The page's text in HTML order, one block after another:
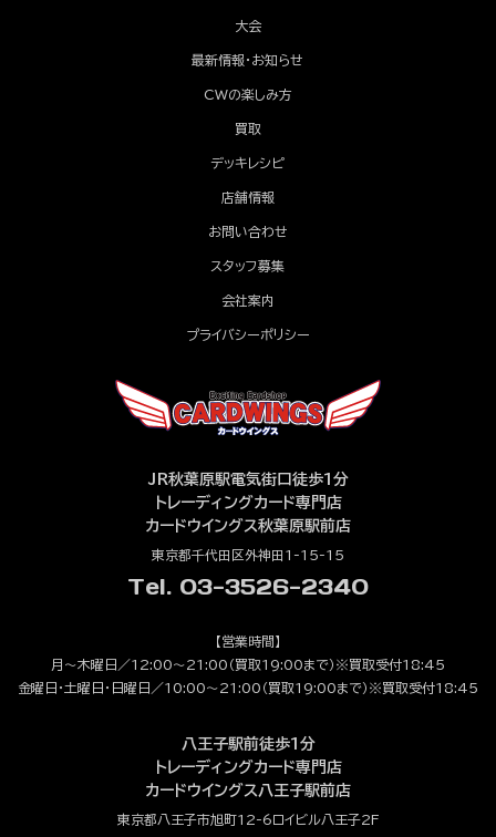
大会
最新情報・お知らせ
CWの楽しみ方
買取
デッキレシピ
店舗情報
お問い合わせ
スタッフ募集
会社案内
プライバシーポリシー
JR秋葉原駅電気街口徒歩1分
トレーディングカード専門店
カードウイングス秋葉原駅前店
東京都千代田区外神田1-15-15
Tel. 03-3526-2340
【営業時間】
月～木曜日／12:00～21:00（買取19:00まで）※買取受付18:45
金曜日・土曜日・日曜日／10:00～21:00（買取19:00まで）※買取受付18:45
八王子駅前徒歩1分
トレーディングカード専門店
カードウイングス八王子駅前店
東京都八王子市旭町12-6ロイビル八王子2F